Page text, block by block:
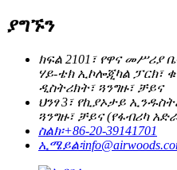
ያግኙን
ክፍል 2101፣ የዋና መሥሪያ
ሃይ-ቴክ ኢኮሎጂካል ፓርክ፣
ዲስትሪክት፣ ጓንግዙ፣ ቻይና
ህንፃ 3፣ የኪያኦታይ
ጓንግዙ፣ ቻይና (የፋብሪካ
ስልክ፡+86-20-39141701
ኢሜይል፡